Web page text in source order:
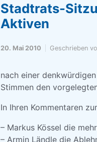
Stadtrats-
Aktiven
20. Mai 2010 Geschrieben
nach einer
Stimmen den
In Ihren Kommentaren
– Markus Kössel die
– Armin Ländle die